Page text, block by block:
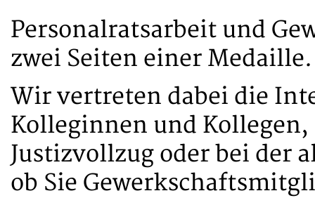
Personalratsarbeit und
zwei Seiten einer
Wir vertreten dabei die
Kolleginnen und
Justizvollzug oder bei der
ob Sie